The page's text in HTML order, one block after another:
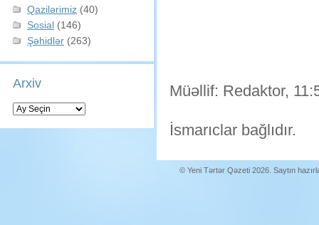
Qazilərimiz (40)
Sosial (146)
Şəhidlər (263)
Arxiv
Arxiv
Müəllif: Redaktor,
İsmarıclar bağlıdır.
© Yeni Tərtər Qəzeti 2026. Saytın